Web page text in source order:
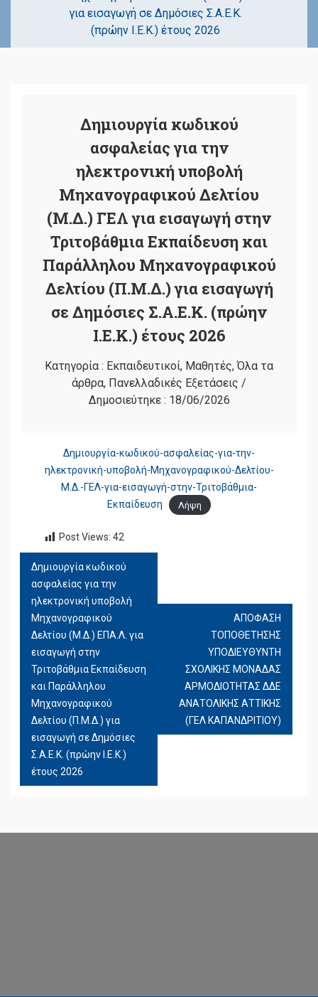
για εισαγωγή σε Δημόσιες Σ.Α.Ε.Κ.
(πρώην Ι.Ε.Κ.) έτους 2026
Δημιουργία κωδικού
ασφαλείας για την
ηλεκτρονική υποβολή
Μηχανογραφικού Δελτίου
(Μ.Δ.) ΓΕΛ για εισαγωγή στην
Τριτοβάθμια Εκπαίδευση και
Παράλληλου Μηχανογραφικού
Δελτίου (Π.Μ.Δ.) για εισαγωγή
σε Δημόσιες Σ.Α.Ε.Κ. (πρώην
Ι.Ε.Κ.) έτους 2026
Κατηγορία : Εκπαιδευτικοί, Μαθητές,Όλα τα
άρθρα, Πανελλαδικές Εξετάσεις /
Δημοσιεύτηκε : 18/06/2026
Δημιουργία-κωδικού-ασφαλείας-για-την-
ηλεκτρονική-υποβολή-Μηχανογραφικού-Δελτίου-
Μ.Δ.-ΓΕΛ-για-εισαγωγή-στην-Τριτοβάθμια-
Εκπαίδευση
Λήψη
Post Views: 42
ΠΛΟΉΓΗΣΗ
ΆΡΘΡΩΝ
Δημιουργία κωδικού
ασφαλείας για την
ηλεκτρονική υποβολή
Μηχανογραφικού
Δελτίου (Μ.Δ.) ΕΠΑ.Λ. για
εισαγωγή στην
Τριτοβάθμια Εκπαίδευση
και Παράλληλου
Μηχανογραφικού
Δελτίου (Π.Μ.Δ.) για
εισαγωγή σε Δημόσιες
Σ.Α.Ε.Κ. (πρώην Ι.Ε.Κ.)
έτους 2026
ΑΠΟΦΑΣΗ
ΤΟΠΟΘΕΤΗΣΗΣ
ΥΠΟΔΙΕΥΘΥΝΤΗ
ΣΧΟΛΙΚΗΣ ΜΟΝΑΔΑΣ
ΑΡΜΟΔΙΟΤΗΤΑΣ ΔΔΕ
ΑΝΑΤΟΛΙΚΗΣ ΑΤΤΙΚΗΣ
(ΓΕΛ ΚΑΠΑΝΔΡΙΤΙΟΥ)